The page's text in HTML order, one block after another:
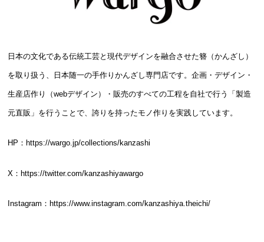
日本の文化である伝統工芸と現代デザインを融合させた簪（かんざし）
を取り扱う、日本随一の手作りかんざし専門店です。企画・デザイン・
生産店作り（webデザイン）・販売のすべての工程を自社で行う「製造
元直販」を行うことで、誇りを持ったモノ作りを実践しています。
HP： https://wargo.jp/collections/kanzashi
X： https://twitter.com/kanzashiyawargo
Instagram： https://www.instagram.com/kanzashiya.theichi/